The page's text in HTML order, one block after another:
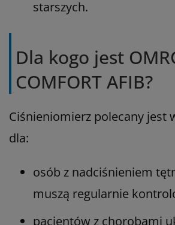
starszych.
Dla kogo jest
COMFORT AFIB?
Ciśnieniomierz polecany jest
dla:
osób z nadciśnieniem
muszą regularnie
pacjentów z chorobami